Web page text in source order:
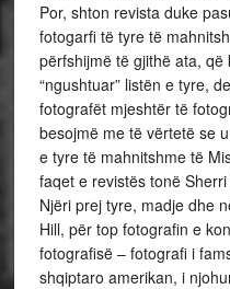
Por, shton revista duke
fotogarfi të tyre të
përfshijmë të gjithë ata,
“ngushtuar” listën e tyre,
fotografët mjeshtër të
besojmë me të vërtetë se
e tyre të mahnitshme të
faqet e revistës tonë Sherri
Njëri prej tyre, madje dhe
Hill, për top fotografin e
fotografisë – fotografi i
shqiptaro amerikan, i